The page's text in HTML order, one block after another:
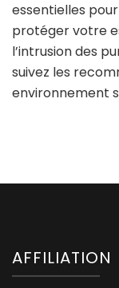
essentielles
protéger votre
l’intrusion des
suivez les
environnement
AFFILIATION